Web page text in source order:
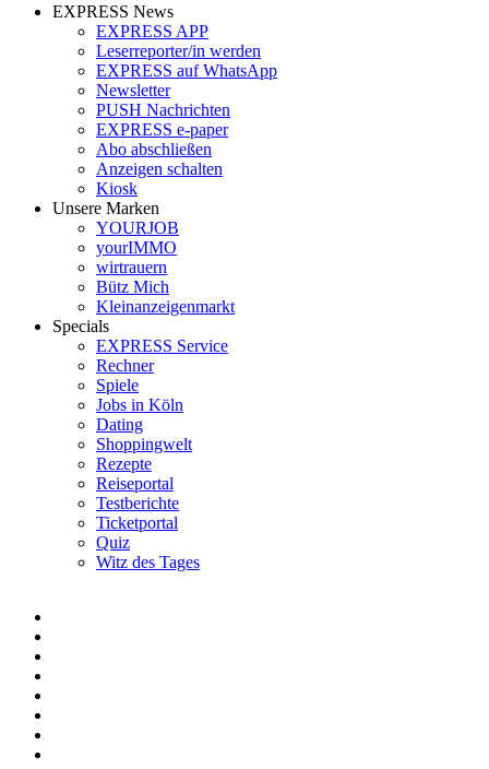
EXPRESS News
EXPRESS APP
Leserreporter/in werden
EXPRESS auf WhatsApp
Newsletter
PUSH Nachrichten
EXPRESS e-paper
Abo abschließen
Anzeigen schalten
Kiosk
Unsere Marken
YOURJOB
yourIMMO
wirtrauern
Bütz Mich
Kleinanzeigenmarkt
Specials
EXPRESS Service
Rechner
Spiele
Jobs in Köln
Dating
Shoppingwelt
Rezepte
Reiseportal
Testberichte
Ticketportal
Quiz
Witz des Tages